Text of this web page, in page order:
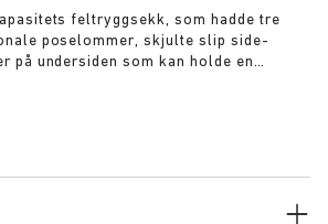
feltryggsekk, som hadde tre
poselommer, skjulte slip side-
på undersiden som kan holde en
mulig med omtrent + %
Ryggsekken har en betydelig quiltet